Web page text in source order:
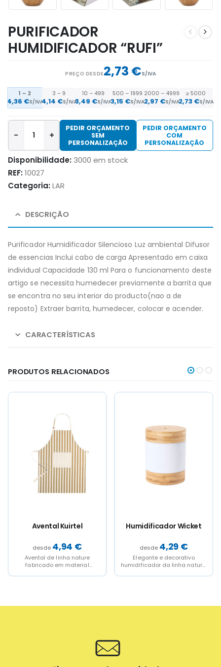
PURIFICADOR
HUMIDIFICADOR “RUFI”
PREÇO DESDE2,73 €S/IVA
1 – 2
4,36 €S/IVA
3 – 9
4,14 €S/IVA
10 – 499
3,49 €S/IVA
500 – 1999
3,15 €S/IVA
2000 – 4999
2,97 €S/IVA
≥ 5000
2,73 €S/IVA
- +
PEDIR ORÇAMENTO
SEM
PERSONALIZAÇÃO
PEDIR ORÇAMENTO
COM
PERSONALIZAÇÃO
Disponibilidade: 3000 em stock
REF:10027
Categoria:LAR
DESCRIÇÃO
Purificador Humidificador Silencioso Luz ambiental Difusor
de essencias Inclui cabo de carga Apresentado em caixa
individual Capacidade 130 ml Para o funcionamento deste
artigo se necessita humedecer previamente a barrita que
se encontra no seu interior do producto(nao a de
reposto) Extraer barrita, humedecer, colocar e acender.
CARACTERÍSTICAS
PRODUTOS RELACIONADOS
nature
material
cultivado
Humidificador Wicket
Elegante e decorativo
humidificador da linha nature,
fabricado numa combinação
Kazary
Conjunto de sushi
fabricado em
Composto por um